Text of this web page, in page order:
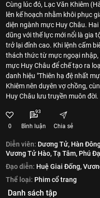
Cùng lúc đó, Lạc Văn Khiêm
lên kế hoạch nhằm khôi phục
diện ngành mực Huy Châu.
dũng với thế lực mới nổi là gia
trở lại đỉnh cao. Khi lệnh cấm
thách thức từ mực ngoại nhập,
mực Huy Châu để chế tạo ra
danh hiệu "Thiên hạ đệ nhất
Khiêm nên duyên vợ chồng,
Huy Châu lưu truyền muôn đời.
0
93
Bình luận Chia sẻ
Diễn viên: Dương Tử, Hàn
Vương Tử Hào,Tạ Tâm, Phú
Đạo diễn: Huệ Giai Đống,
Thể loại: Phim cổ trang
Danh sách tập